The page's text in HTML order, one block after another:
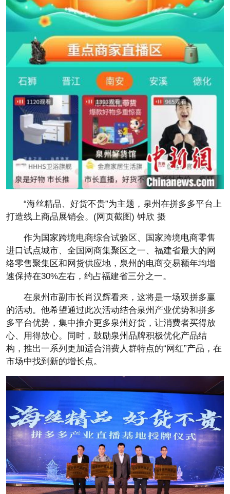
“海丝精品、好货不贵”为主题，泉州在拼多多平台上
打造线上商品展销会。(网页截图) 钟欣 摄
作为国家跨境电商综合试验区、国家跨境电商零售
进口试点城市、全国网商集聚区之一、福建省最大的网
络零售聚集区和网货供应地，泉州的电商交易额年均增
速保持在30%左右，约占福建省三分之一。
在泉州市副市长肖汉辉看来，这将是一场双拼多赢
的活动。他希望通过此次活动结合泉州产业优势和拼多
多平台优势，集中推介更多泉州好货，让消费者买得放
心、用得放心。同时，鼓励泉州品牌积极优化产品结
构，推出一系列更加适合消费人群特点的“网红”产品，在
市场中找到新的增长点。